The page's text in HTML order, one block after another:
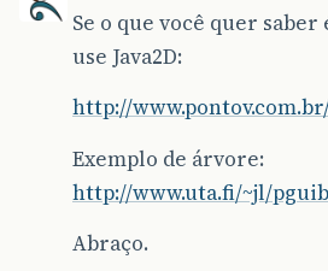
Se o que você quer saber
use Java2D:
http://
Exemplo de árvore:
http://www.uta.fi/~jl/
Abraço.